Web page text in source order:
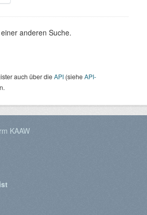
anderen Suche.
auch über dieAPI (sieheAPI-
KAAW